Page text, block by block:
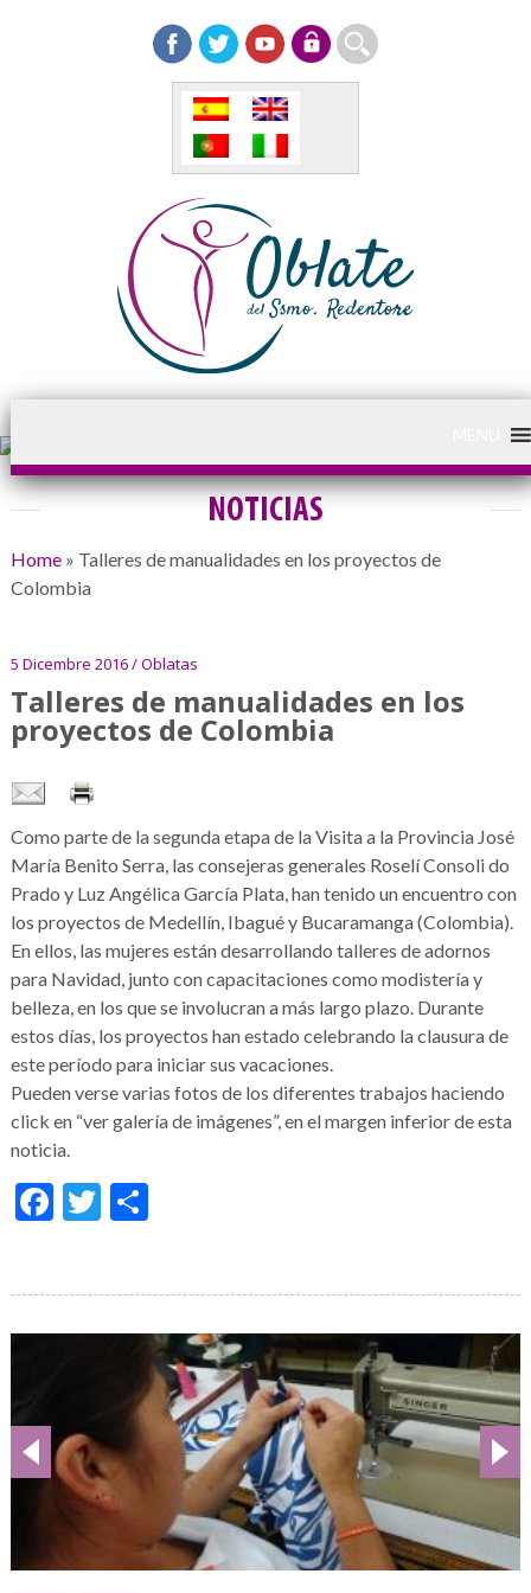
NOTICIAS
Home» Talleres de manualidades en los proyectos de
Colombia
5 Dicembre 2016 / Oblatas
Talleres de manualidades en los
proyectos de Colombia
Como parte de la segunda etapa de la Visita a la Provincia José
María Benito Serra, las consejeras generales Roselí Consoli do
Prado y Luz Angélica García Plata, han tenido un encuentro con
los proyectos de Medellín, Ibagué y Bucaramanga (Colombia).
En ellos, las mujeres están desarrollando talleres de adornos
para Navidad, junto con capacitaciones como modistería y
belleza, en los que se involucran a más largo plazo. Durante
estos días, los proyectos han estado celebrando la clausura de
este período para iniciar sus vacaciones.
Pueden verse varias fotos de los diferentes trabajos haciendo
click en “ver galería de imágenes”, en el margen inferior de esta
noticia.
Facebook
Twitter
Condividi
de